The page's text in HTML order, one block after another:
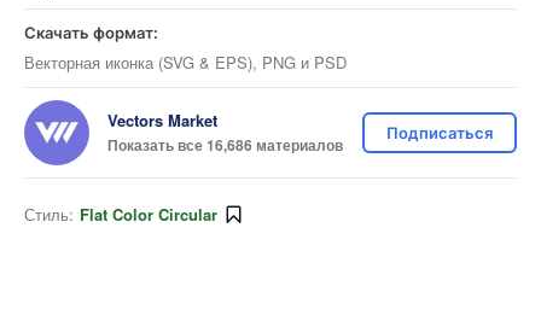
Скачать формат:
Векторная иконка (SVG & EPS), PNG и PSD
Vectors Market
Показать все 16,686 материалов
Подписаться
Стиль: Flat Color Circular